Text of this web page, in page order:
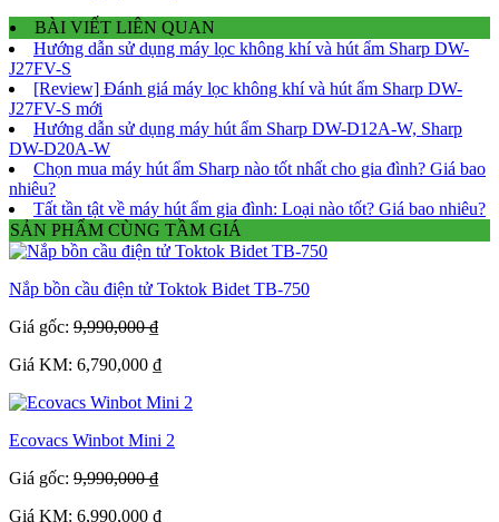
BÀI VIẾT LIÊN QUAN
Hướng dẫn sử dụng máy lọc không khí và hút ẩm Sharp DW-
J27FV-S
[Review] Đánh giá máy lọc không khí và hút ẩm Sharp DW-
J27FV-S mới
Hướng dẫn sử dụng máy hút ẩm Sharp DW-D12A-W, Sharp
DW-D20A-W
Chọn mua máy hút ẩm Sharp nào tốt nhất cho gia đình? Giá bao
nhiêu?
Tất tần tật về máy hút ẩm gia đình: Loại nào tốt? Giá bao nhiêu?
SẢN PHẨM CÙNG TẦM GIÁ
Nắp bồn cầu điện tử Toktok Bidet TB-750
Giá gốc: 9,990,000 ₫
Giá KM: 6,790,000 ₫
Ecovacs Winbot Mini 2
Giá gốc: 9,990,000 ₫
Giá KM: 6,990,000 ₫